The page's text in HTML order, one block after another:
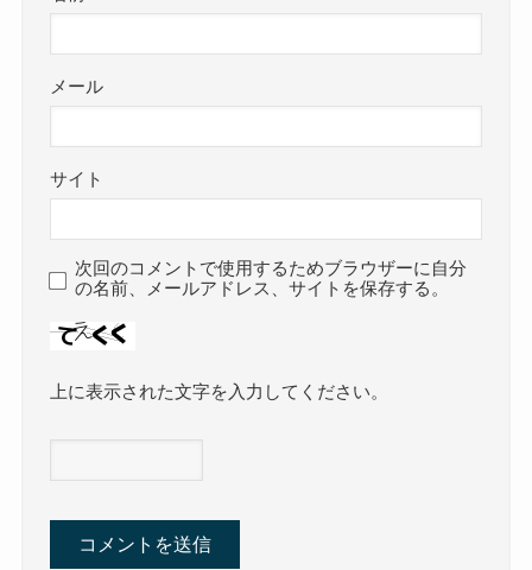
メール
サイト
次回のコメントで使用するためブラウザーに自分
の名前、メールアドレス、サイトを保存する。
上に表示された文字を入力してください。